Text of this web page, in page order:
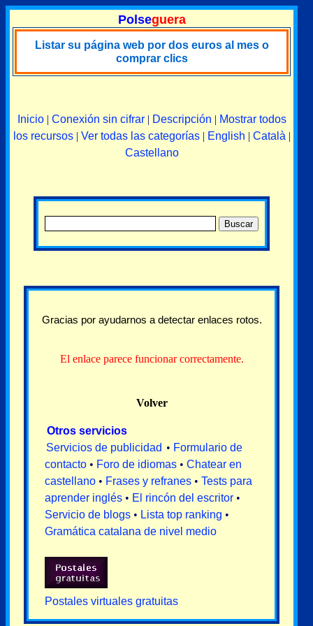
Polseguera
Listar su página web por dos euros al mes o
comprar clics
Inicio| Conexión sin cifrar| Descripción | Mostrar todos
los recursos| Ver todas las categorías| English | Català |
Castellano
Gracias por ayudarnos a detectar enlaces rotos.
El enlace parece funcionar correctamente.
Volver
Otros servicios
Servicios de publicidad • Formulario de
contacto • Foro de idiomas • Chatear en
castellano • Frases y refranes • Tests para
aprender inglés • El rincón del escritor •
Servicio de blogs • Lista top ranking •
Gramática catalana de nivel medio
Postales virtuales gratuitas